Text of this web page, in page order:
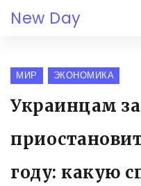
New Day
МИР ЭКОНОМИКА
Украинцам
году: какую